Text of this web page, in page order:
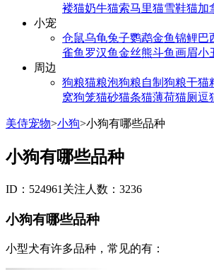
褛猫奶牛猫索马里猫雪鞋猫加
小宠
仓鼠乌龟兔子鹦鹉金鱼锦鲤巴
雀鱼 罗汉鱼金丝熊斗鱼画眉小
周边
狗粮猫粮泡狗粮自制狗粮干猫
窝狗笼猫砂猫条猫薄荷猫厕逗
美侍宠物>小狗>小狗有哪些品种
小狗有哪些品种
ID：524961 关注人数：3236
小狗有哪些品种
小型犬有许多品种，常见的有：